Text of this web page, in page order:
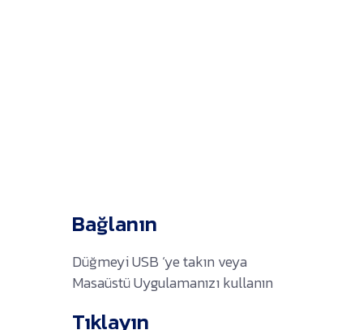
Bağlanın
Düğmeyi USB ‘ye takın veya
Masaüstü Uygulamanızı kullanın
Tıklayın